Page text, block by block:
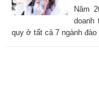
Năm
doanh
quy ở tất cả 7 ngành đào